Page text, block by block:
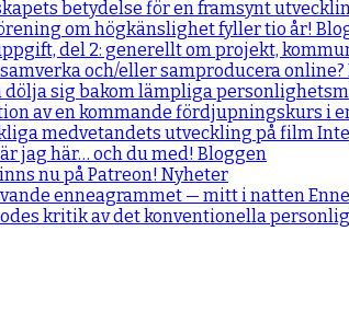
betydelse för en framsynt
om högkänslighet fyller tio år!
del 2: generellt om projekt,
och/eller samproducera online?
dölja sig bakom lämpliga
av en kommande fördjupningskurs i
medvetandets utveckling på film
jag här… och du med! Bloggen
nu på Patreon! Nyheter
enneagrammet — mitt i natten
kritik av det konventionella